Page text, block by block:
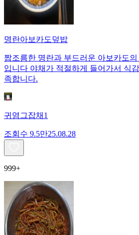
명란아보카도덮밥
짭조름한 명란과 부드러운 아보카도
입니다 야채가 적절하게 들어가서 식
족합니다.
귀염그잡채1
조회수 9.5만25.08.28
999+